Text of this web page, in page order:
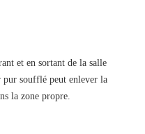
et en sortant de la salle
pur soufflé peut enlever la
la zone propre.